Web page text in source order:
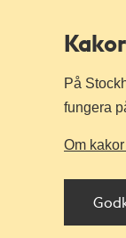
På
fungera
Om